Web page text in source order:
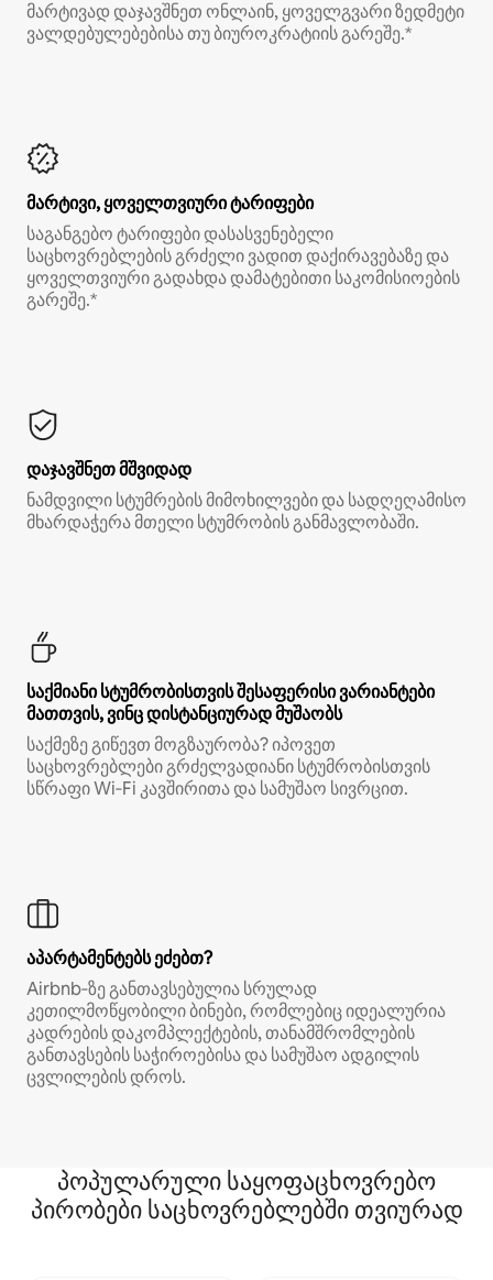
მარტივად დაჯავშნეთ ონლაინ, ყოველგვარი ზედმეტი
ვალდებულებებისა თუ ბიუროკრატიის გარეშე.*
მარტივი, ყოველთვიური ტარიფები
საგანგებო ტარიფები დასასვენებელი
საცხოვრებლების გრძელი ვადით დაქირავებაზე და
ყოველთვიური გადახდა დამატებითი საკომისიოების
გარეშე.*
დაჯავშნეთ მშვიდად
ნამდვილი სტუმრების მიმოხილვები და სადღეღამისო
მხარდაჭერა მთელი სტუმრობის განმავლობაში.
საქმიანი სტუმრობისთვის შესაფერისი ვარიანტები
მათთვის, ვინც დისტანციურად მუშაობს
საქმეზე გიწევთ მოგზაურობა? იპოვეთ
საცხოვრებლები გრძელვადიანი სტუმრობისთვის
სწრაფი Wi‑Fi კავშირითა და სამუშაო სივრცით.
აპარტამენტებს ეძებთ?
Airbnb‑ზე განთავსებულია სრულად
კეთილმოწყობილი ბინები, რომლებიც იდეალურია
კადრების დაკომპლექტების, თანამშრომლების
განთავსების საჭიროებისა და სამუშაო ადგილის
ცვლილების დროს.
პოპულარული საყოფაცხოვრებო
პირობები საცხოვრებლებში თვიურად